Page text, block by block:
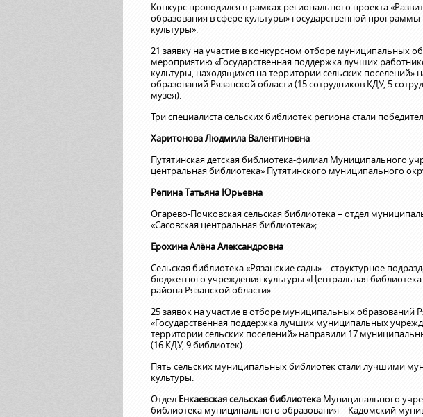
Конкурс проводился в рамках регионального проекта
образования в сфере культуры» государственной программы
культуры».
21 заявку на участие в конкурсном отборе муниципальных
мероприятию «Государственная поддержка лучших
культуры, находящихся на территории сельских
образований Рязанской области (15 сотрудников КДУ, 5
музея).
Три специалиста сельских библиотек региона стали
Харитонова Людмила Валентиновна
Путятинская детская библиотека-филиал Муниципального
центральная библиотека» Путятинского муниципального
Репина Татьяна Юрьевна
Огарево-Почковская сельская библиотека – отдел
«Сасовская центральная библиотека»;
Ерохина Алёна Александровна
Сельская библиотека «Рязанские сады» – структурное
бюджетного учреждения культуры «Центральная
района Рязанской области».
25 заявок на участие в отборе муниципальных образований
«Государственная поддержка лучших муниципальных
территории сельских поселений» направили 17
(16 КДУ, 9 библиотек).
Пять сельских муниципальных библиотек стали лучшими
культуры:
Отдел Енкаевская сельская библиотека Муниципального
библиотека муниципального образования – Кадомский